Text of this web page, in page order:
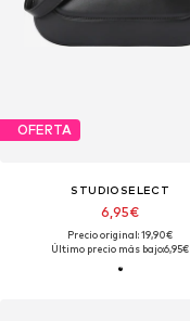
OFERTA
STUDIOSELECT
6,95€
Precio original: 19,90€
Último precio más bajo:6,95€